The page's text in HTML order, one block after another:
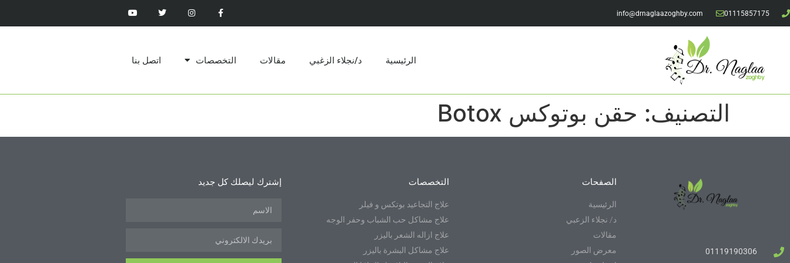
01115857175
info@drnaglaazoghby.com
الرئيسية د/نجلاء الزغبي مقالات​ التخصصات اتصل بنا
التصنيف: حقن بوتوكس Botox
01119190306
الصفحات
الرئيسية
د/ نجلاء الزعبي
مقالات
معرض الصور
التخصصات
علاج التجاعيد بوتكس و فيلر
علاج مشاكل حب الشباب وحفر الوجه
علاج ازاله الشعر باليزر
علاج مشاكل البشرة باليزر
إشترك ليصلك كل جديد